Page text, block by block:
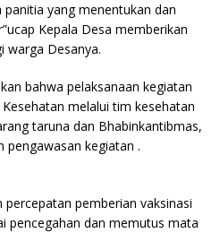
yang menentukan dan
Kepala Desa memberikan
warga Desanya.
bahwa pelaksanaan kegiatan
melalui tim kesehatan
taruna dan Bhabinkantibmas,
pengawasan kegiatan .
percepatan pemberian vaksinasi
pencegahan dan memutus mata